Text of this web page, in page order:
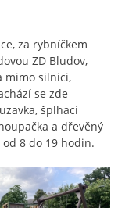
za rybníčkem
ZD Bludov,
mimo silnici,
se zde
šplhací
a dřevěný
8 do 19 hodin.